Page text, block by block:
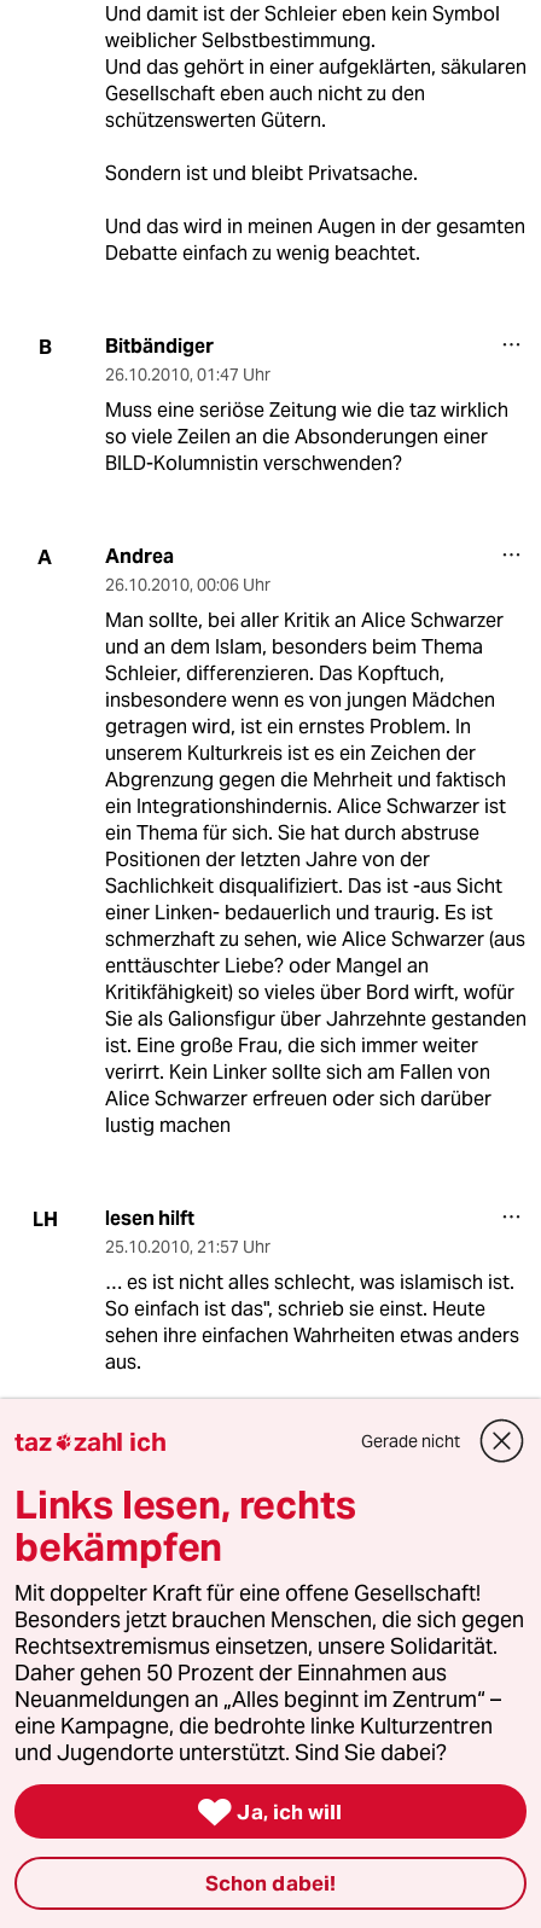
Und damit ist der Schleier eben kein Symbol
weiblicher Selbstbestimmung.
Und das gehört in einer aufgeklärten, säkularen
Gesellschaft eben auch nicht zu den
schützenswerten Gütern.
Sondern ist und bleibt Privatsache.
Und das wird in meinen Augen in der gesamten
Debatte einfach zu wenig beachtet.
B Bitbändiger
26.10.2010, 01:47 Uhr
Muss eine seriöse Zeitung wie die taz wirklich
so viele Zeilen an die Absonderungen einer
BILD-Kolumnistin verschwenden?
A Andrea
26.10.2010, 00:06 Uhr
Man sollte, bei aller Kritik an Alice Schwarzer
und an dem Islam, besonders beim Thema
Schleier, differenzieren. Das Kopftuch,
insbesondere wenn es von jungen Mädchen
getragen wird, ist ein ernstes Problem. In
unserem Kulturkreis ist es ein Zeichen der
Abgrenzung gegen die Mehrheit und faktisch
ein Integrationshindernis. Alice Schwarzer ist
ein Thema für sich. Sie hat durch abstruse
Positionen der letzten Jahre von der
Sachlichkeit disqualifiziert. Das ist -aus Sicht
einer Linken- bedauerlich und traurig. Es ist
schmerzhaft zu sehen, wie Alice Schwarzer (aus
enttäuschter Liebe? oder Mangel an
Kritikfähigkeit) so vieles über Bord wirft, wofür
Sie als Galionsfigur über Jahrzehnte gestanden
ist. Eine große Frau, die sich immer weiter
verirrt. Kein Linker sollte sich am Fallen von
Alice Schwarzer erfreuen oder sich darüber
lustig machen
LH lesen hilft
25.10.2010, 21:57 Uhr
… es ist nicht alles schlecht, was islamisch ist.
So einfach ist das", schrieb sie einst. Heute
sehen ihre einfachen Wahrheiten etwas anders
aus.
so einfach ist das auch heute noch. da hab ihr
wieder mal nicht zugehört oder nicht gelesen.
schwarzers buch richtet sich nicht gegen das
islamische, sondern gegen das islamistische.
das könnt ihr euch sprachlich in etwa so
vorstellen wie den unterschied zwischen sozial
und sozialistisch.
ist doch einfach, wenn mans erstmal kapiert
hat, oder?!
19:18 Uhr
wtf is Alice?
Letztes Aufzappeln vor dem allgemeinen
Vergessen. Einfach nur noch Panne die Gute.
taz zahl ich Gerade nicht
Links lesen, rechts
bekämpfen
Mit doppelter Kraft für eine offene Gesellschaft!
Besonders jetzt brauchen Menschen, die sich gegen
Rechtsextremismus einsetzen, unsere Solidarität.
Daher gehen 50 Prozent der Einnahmen aus
Neuanmeldungen an „Alles beginnt im Zentrum“ –
eine Kampagne, die bedrohte linke Kulturzentren
und Jugendorte unterstützt. Sind Sie dabei?
 Ja, ich will
Schon dabei!